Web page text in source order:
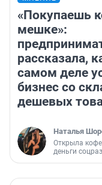
«Покупаешь
мешке»:
рассказала,
самом деле
бизнес со
дешевых
Наталья
Открыла
деньги